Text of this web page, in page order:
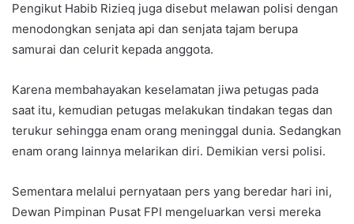
Pengikut Habib Rizieq juga disebut melawan polisi dengan
menodongkan senjata api dan senjata tajam berupa
samurai dan celurit kepada anggota.
Karena membahayakan keselamatan jiwa petugas pada
saat itu, kemudian petugas melakukan tindakan tegas dan
terukur sehingga enam orang meninggal dunia. Sedangkan
enam orang lainnya melarikan diri. Demikian versi polisi.
Sementara melalui pernyataan pers yang beredar hari ini,
Dewan Pimpinan Pusat FPI mengeluarkan versi mereka